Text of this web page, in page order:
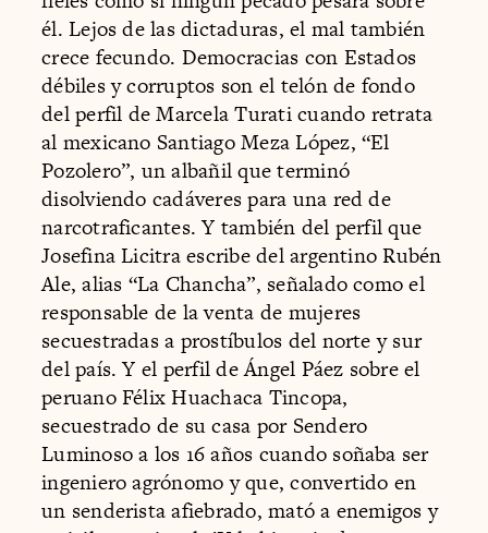
él. Lejos de las dictaduras, el mal también
crece fecundo. Democracias con Estados
débiles y corruptos son el telón de fondo
del perfil de Marcela Turati cuando retrata
al mexicano Santiago Meza López, “El
Pozolero”, un albañil que terminó
disolviendo cadáveres para una red de
narcotraficantes. Y también del perfil que
Josefina Licitra escribe del argentino Rubén
Ale, alias “La Chancha”, señalado como el
responsable de la venta de mujeres
secuestradas a prostíbulos del norte y sur
del país. Y el perfil de Ángel Páez sobre el
peruano Félix Huachaca Tincopa,
secuestrado de su casa por Sendero
Luminoso a los 16 años cuando soñaba ser
ingeniero agrónomo y que, convertido en
un senderista afiebrado, mató a enemigos y